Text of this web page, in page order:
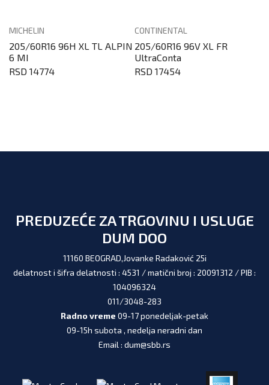
MICHELIN
205/60R16 96H XL TL ALPIN
6 MI
RSD 14774
CONTINENTAL
205/60R16 96V XL FR
UltraConta
RSD 17454
PREDUZEĆE ZA TRGOVINU I USLUGE
DUM DOO
11160 BEOGRAD,Jovanke Radaković 25i
delatnost i šifra delatnosti : 4531 / matični broj : 20091312 / PIB :
104096324
011/3048-283
Radno vreme 09-17 ponedeljak-petak
09-15h subota , nedelja neradni dan
Email : dum@sbb.rs